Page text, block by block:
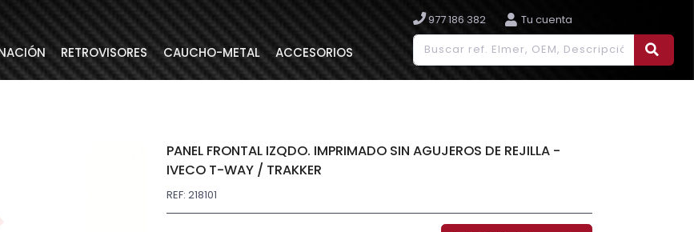
RETROVISORES CAUCHO-METAL ACCESORIOS
977 186 382 Tu cuenta
PANEL FRONTAL IZQDO. IMPRIMADO SIN AGUJEROS DE REJILLA -
IVECO T-WAY / TRAKKER
REF: 218101